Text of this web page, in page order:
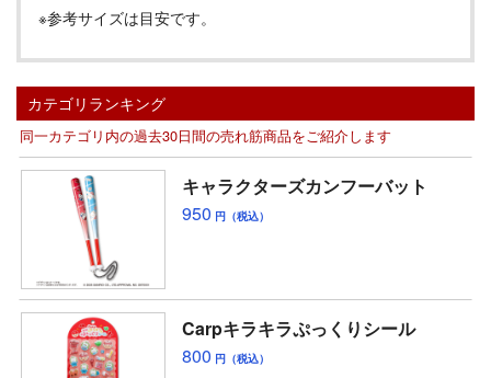
※参考サイズは目安です。
カテゴリランキング
同一カテゴリ内の過去30日間の売れ筋商品をご紹介します
キャラクターズカンフーバット
950 円（税込）
Carpキラキラぷっくりシール
800 円（税込）